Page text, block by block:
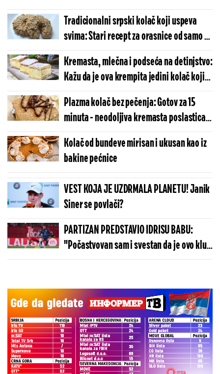
Tradicionalni srpski kolač koji uspeva
svima: Stari recept za orasnice od samo 3
sastojka
Kremasta, mlečna i podseća na detinjstvo:
Kažu da je ova krempita jedini kolač koji
je Patrijarh Pavle jeo (FOTO)
Plazma kolač bez pečenja: Gotov za 15
minuta - neodoljiva kremasta poslastica
koju ćete spremiti za tili čas
Kolač od bundeve mirisan i ukusan kao iz
bakine pećnice
VEST KOJA JE UZDRMALA PLANETU! Janik
Siner se povlači?
PARTIZAN PREDSTAVIO IDRISU BABU:
"Počastvovan sam i svestan da je ovo klub
sa velikom istorijom"